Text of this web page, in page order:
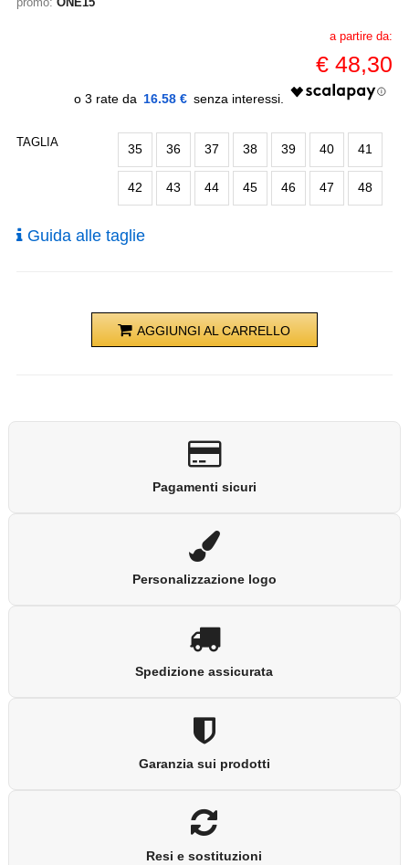
a partire da:
€ 48,30
16.58 €
TAGLIA 35 36 37 38 39 40 41
42 43 44 45 46 47 48
Guida alle taglie
AGGIUNGI AL CARRELLO
Pagamenti sicuri
Personalizzazione logo
Spedizione assicurata
Garanzia sui prodotti
Resi e sostituzioni